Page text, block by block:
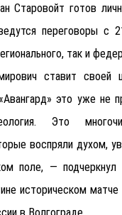
Старовойт готов
переговоры с
так и
ставит своей
это уже не
Это
воспряли духом,
поле, — подчеркнул
историческом матче